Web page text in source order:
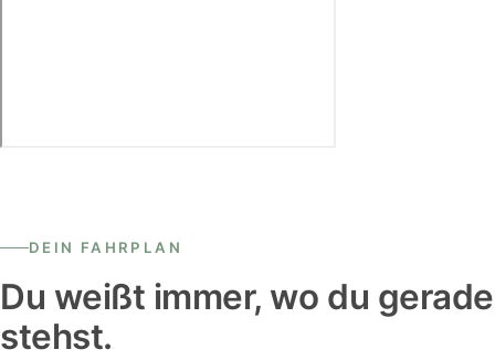
DEIN FAHRPLAN
Du weißt immer, wo du gerade
stehst.